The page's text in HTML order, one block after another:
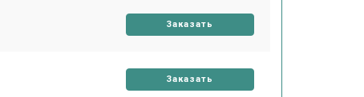
Заказать
Заказать